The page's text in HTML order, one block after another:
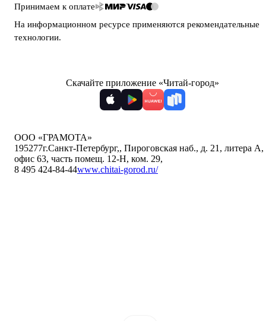
Принимаем к оплате
На информационном ресурсе применяются рекомендательные
технологии.
Скачайте приложение «Читай-город»
ООО «ГРАМОТА»
195277г.Санкт-Петербург,, Пироговская наб., д. 21, литера А,
офис 63, часть помещ. 12-Н, ком. 29,
8 495 424-84-44www.chitai-gorod.ru/